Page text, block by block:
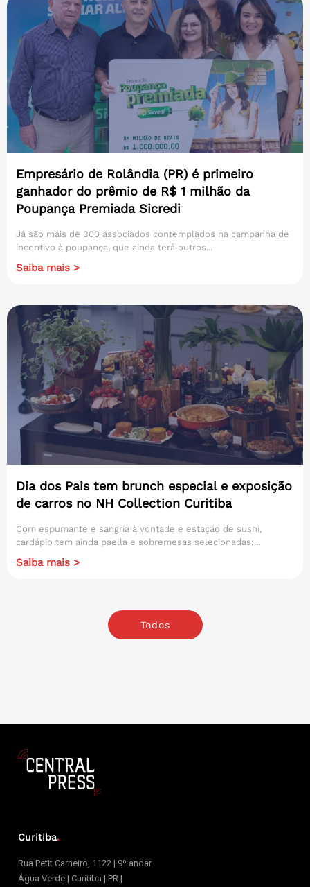
Empresário de Rolândia (PR) é primeiro
ganhador do prêmio de R$ 1 milhão da
Poupança Premiada Sicredi
Já são mais de 300 associados contemplados na campanha de
incentivo à poupança, que ainda terá outros...
Saiba mais >
Dia dos Pais tem brunch especial e exposição
de carros no NH Collection Curitiba
Com espumante e sangria à vontade e estação de sushi,
cardápio tem ainda paella e sobremesas selecionadas;...
Saiba mais >
Todos
Curitiba.
Rua Petit Carneiro, 1122 | 9º andar
Água Verde | Curitiba | PR |